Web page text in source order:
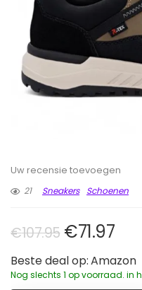
Uw recensie toevoegen
21
Sneakers Schoenen
€107.95 €71.97
Beste deal op: Amazon
Nog slechts 1 op voorraad. in